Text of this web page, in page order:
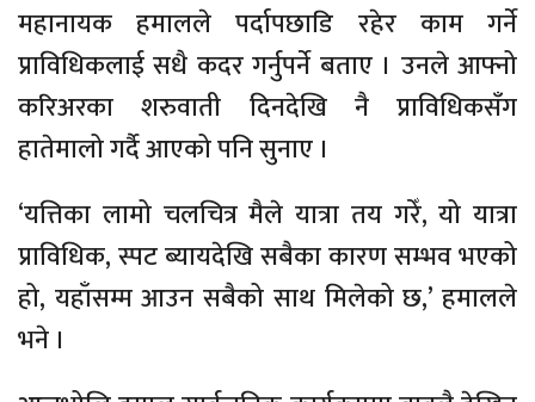
महानायक हमालले पर्दापछाडि रहेर काम गर्ने
प्राविधिकलाई सधै कदर गर्नुपर्ने बताए । उनले आफ्नो
करिअरका शरुवाती दिनदेखि नै प्राविधिकसँग
हातेमालो गर्दै आएको पनि सुनाए ।
‘यत्तिका लामो चलचित्र मैले यात्रा तय गरेँ, यो यात्रा
प्राविधिक, स्पट ब्यायदेखि सबैका कारण सम्भव भएको
हो, यहाँसम्म आउन सबैको साथ मिलेको छ,’ हमालले
भने ।